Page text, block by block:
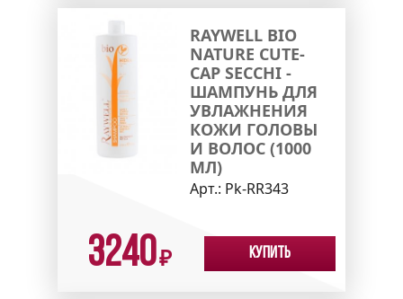
RAYWELL BIO
NATURE CUTE-
CAP SECCHI -
ШАМПУНЬ ДЛЯ
УВЛАЖНЕНИЯ
КОЖИ ГОЛОВЫ
И ВОЛОС (1000
МЛ)
Арт.: Pk-RR343
3240₽ Купить